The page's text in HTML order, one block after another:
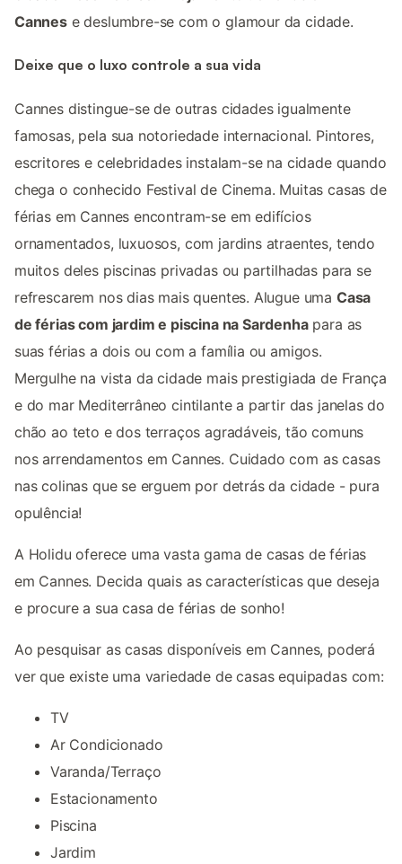
Cannese deslumbre-se com o glamour da cidade.
Deixe que o luxo controle a sua vida
Cannes distingue-se de outras cidades igualmente
famosas, pela sua notoriedade internacional. Pintores,
escritores e celebridades instalam-se na cidade quando
chega o conhecido Festival de Cinema. Muitas casas de
férias em Cannes encontram-se em edifícios
ornamentados, luxuosos, com jardins atraentes, tendo
muitos deles piscinas privadas ou partilhadas para se
refrescarem nos dias mais quentes. Alugue uma Casa
de férias com jardim e piscina na Sardenhapara as
suas férias a dois ou com a família ou amigos.
Mergulhe na vista da cidade mais prestigiada de França
e do mar Mediterrâneo cintilante a partir das janelas do
chão ao teto e dos terraços agradáveis, tão comuns
nos arrendamentos em Cannes. Cuidado com as casas
nas colinas que se erguem por detrás da cidade - pura
opulência!
A Holidu oferece uma vasta gama de casas de férias
em Cannes. Decida quais as características que deseja
e procure a sua casa de férias de sonho!
Ao pesquisar as casas disponíveis em Cannes, poderá
ver que existe uma variedade de casas equipadas com:
TV
Ar Condicionado
Varanda/Terraço
Estacionamento
Piscina
Jardim